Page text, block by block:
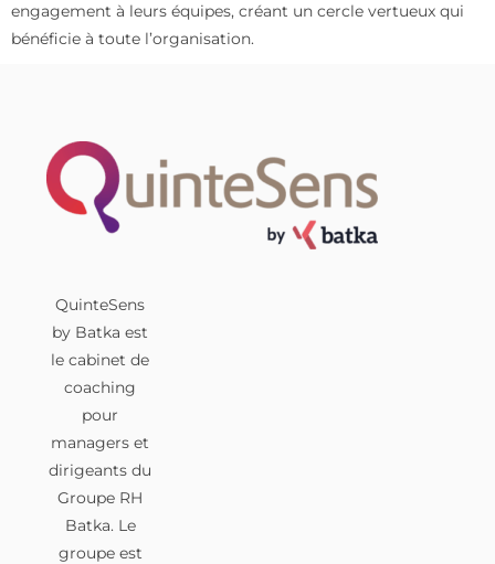
engagement à leurs équipes, créant un cercle vertueux qui
bénéficie à toute l’organisation.
QuinteSens
by Batka est
le cabinet de
coaching
pour
managers et
dirigeants du
Groupe RH
Batka. Le
groupe est